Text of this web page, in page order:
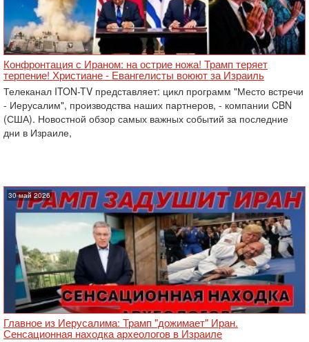
Конфронтация с Ираном: на острие ножа! Трамп теряет
терпение! Христиане - Евангелисты воюют за Израиль
Телеканал ITON-TV представляет: цикл программ "Место встречи
- Иерусалим", производства наших партнеров, - компании CBN
(США). Новостной обзор самых важных событий за последние
дни в Израиле,
30 май 2026
Главное из Иерусалима: Трамп "дожимает" Иран.
Сенсационная находка археологов в Израиле